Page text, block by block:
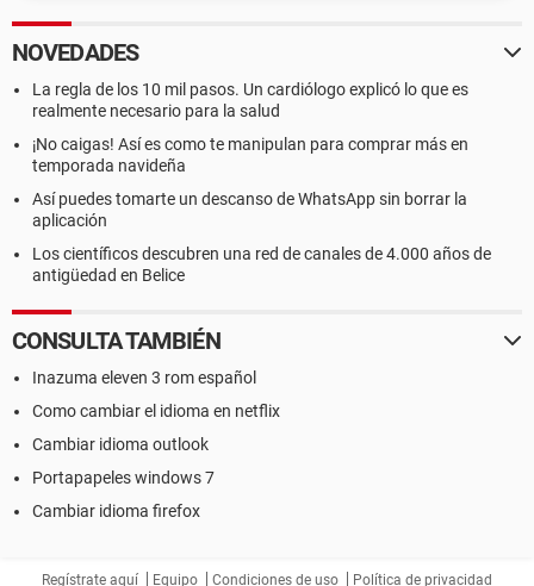
NOVEDADES
La regla de los 10 mil pasos. Un cardiólogo explicó lo que es
realmente necesario para la salud
¡No caigas! Así es como te manipulan para comprar más en
temporada navideña
Así puedes tomarte un descanso de WhatsApp sin borrar la
aplicación
Los científicos descubren una red de canales de 4.000 años de
antigüedad en Belice
CONSULTA TAMBIÉN
Inazuma eleven 3 rom español
Como cambiar el idioma en netflix
Cambiar idioma outlook
Portapapeles windows 7
Cambiar idioma firefox
Regístrate aquí Equipo Condiciones de uso Política de privacidad